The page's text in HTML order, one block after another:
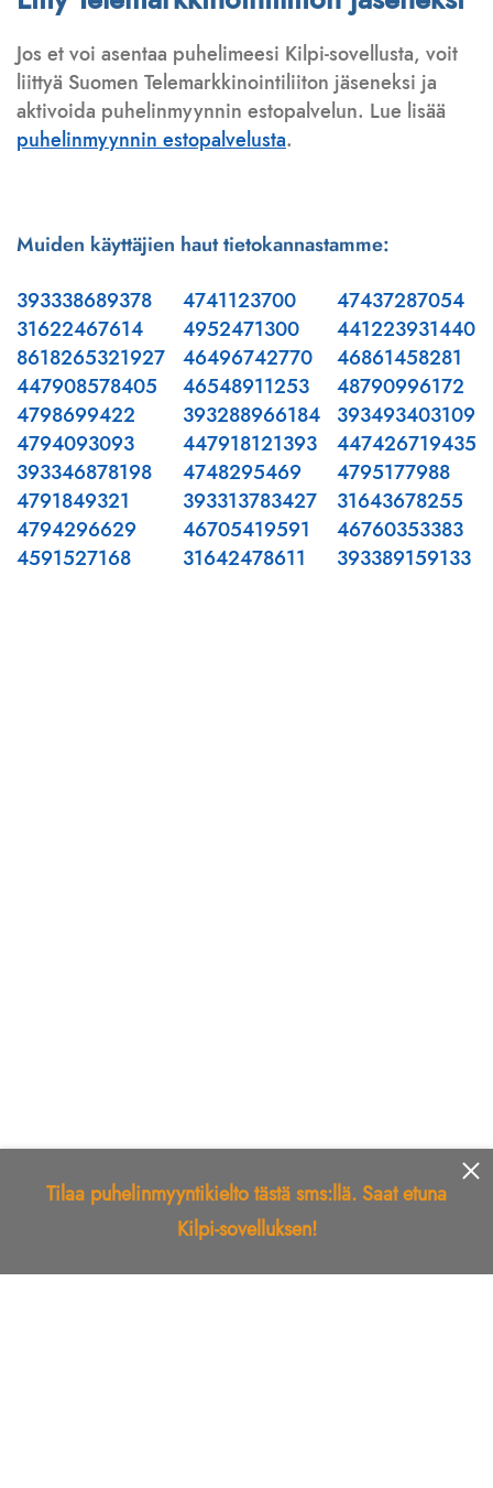
Jos et voi asentaa puhelimeesi Kilpi-sovellusta, voit
liittyä Suomen Telemarkkinointiliiton jäseneksi ja
aktivoida puhelinmyynnin estopalvelun. Lue lisää
puhelinmyynnin estopalvelusta.
Muiden käyttäjien haut tietokannastamme:
393338689378
31622467614
8618265321927
447908578405
4798699422
4794093093
393346878198
4791849321
4794296629
4591527168
4741123700
4952471300
46496742770
46548911253
393288966184
447918121393
4748295469
393313783427
46705419591
31642478611
47437287054
441223931440
46861458281
48790996172
393493403109
447426719435
4795177988
31643678255
46760353383
393389159133
Tilaa puhelinmyyntikielto tästä sms:llä. Saat etuna
Kilpi-sovelluksen!